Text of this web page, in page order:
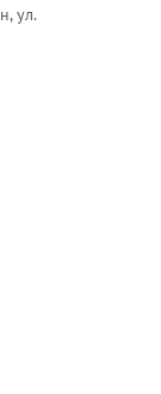
ул.